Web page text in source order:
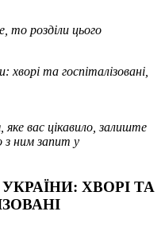
то розділи цього
та госпіталізовані,
вас цікавило, залиште
з ним запит у
ХВОРІ ТА